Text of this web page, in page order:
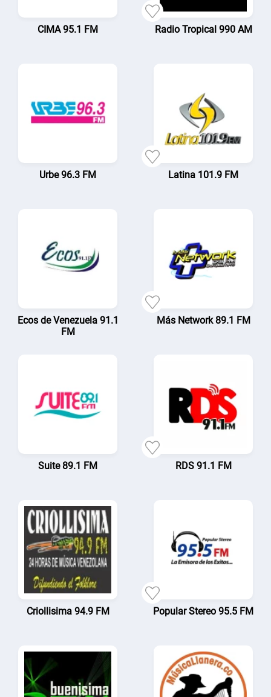
CIMA 95.1 FM Radio Tropical 990 AM
Urbe 96.3 FM Latina 101.9 FM
Ecos de Venezuela 91.1
FM
Más Network 89.1 FM
Suite 89.1 FM RDS 91.1 FM
Criollisima 94.9 FM Popular Stereo 95.5 FM